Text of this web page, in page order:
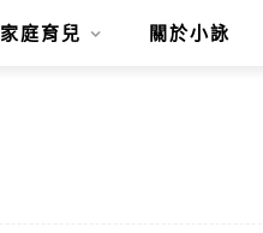
家庭育兒 關於小詠